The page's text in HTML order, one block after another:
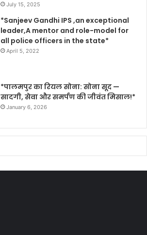
July 15, 2025
*Sanjeev Gandhi IPS ,an exceptional
leader,A mentor and role-model for
all police officers in the state*
April 5, 2022
*पालमपुर का रियल सोना: सोना सूद —
सादगी, सेवा और समर्पण की जीवंत मिसाल!*
January 6, 2026